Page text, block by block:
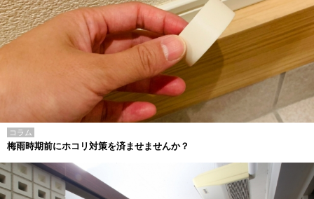
コラム
梅雨時期前にホコリ対策を済ませませんか？